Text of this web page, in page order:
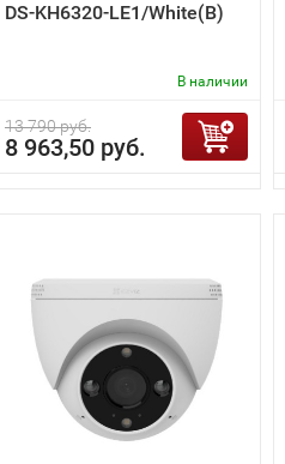
DS-KH6320-LE1/White(B)
В наличии
13 790 руб.
8 963,50 руб.